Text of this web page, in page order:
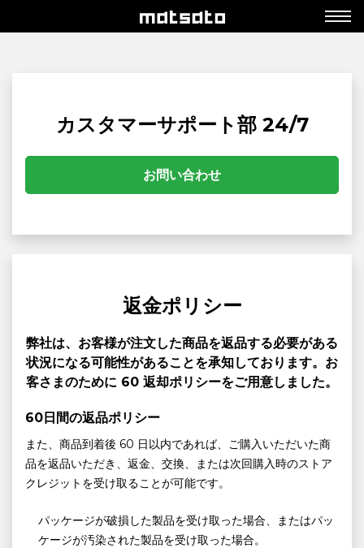
カスタマーサポート部 24/7
お問い合わせ
返金ポリシー
弊社は、お客様が注文した商品を返品する必要がある
状況になる可能性があることを承知しております。お
客さまのために 60 返却ポリシーをご用意しました。
60日間の返品ポリシー
また、商品到着後 60 日以内であれば、ご購入いただいた商
品を返品いただき、返金、交換、または次回購入時のストア
クレジットを受け取ることが可能です。
パッケージが破損した製品を受け取った場合、またはパッ
ケージが汚染された製品を受け取った場合。